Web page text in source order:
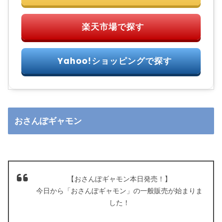
おさんぽギャモン
【おさんぽギャモン本日発売！】
今日から「おさんぽギャモン」の一般販売が始まりま
した！